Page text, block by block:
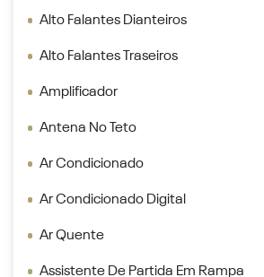
Alto Falantes Dianteiros
Alto Falantes Traseiros
Amplificador
Antena No Teto
Ar Condicionado
Ar Condicionado Digital
Ar Quente
Assistente De Partida Em Rampa